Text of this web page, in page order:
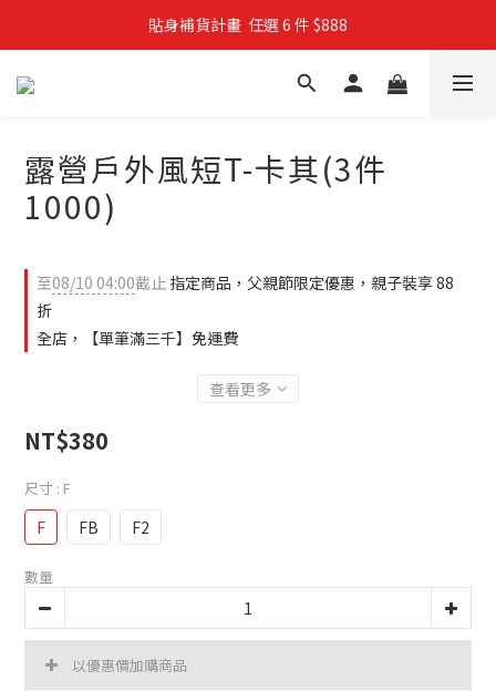
親子穿搭計畫・88 折限定
貼身補貨計畫  任選 6 件 $888
買4件短T送雨傘☂️！【這把傘，大概率不是你在撐☂️】
露營戶外風短T-卡其(3件
1000)
至08/10 04:00截止 指定商品，父親節限定優惠，親子裝享 88
折
全店，【單筆滿三千】免運費
查看更多
NT$380
尺寸 : F
F FB F2
數量
以優惠價加購商品